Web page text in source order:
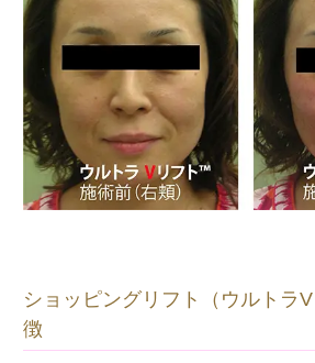
ショッピングリフト（ウルトラ
徴